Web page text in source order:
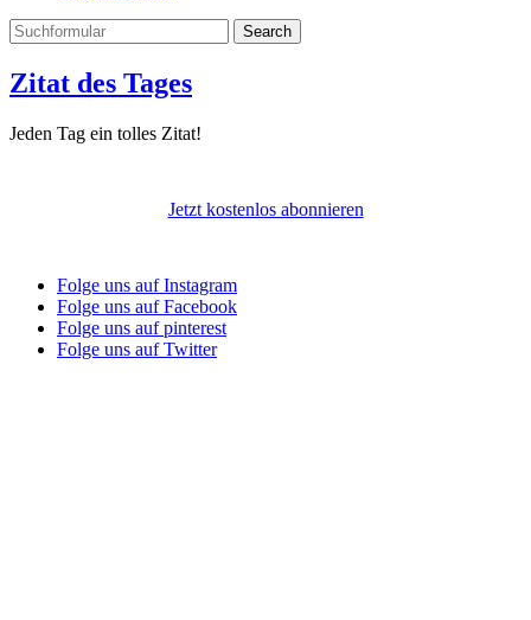
Search
Zitat des Tages
Jeden Tag ein tolles Zitat!
Jetzt kostenlos abonnieren
Folge uns auf Instagram
Folge uns auf Facebook
Folge uns auf pinterest
Folge uns auf Twitter